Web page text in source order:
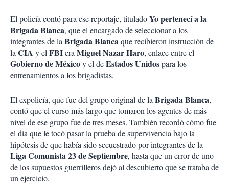
El policía contó para ese reportaje, tituladoYo pertenecí a la
Brigada Blanca, que el encargado de seleccionar a los
integrantes de la Brigada Blancaque recibieron instrucción de
la CIA y el FBIera Miguel Nazar Haro, enlace entre el
Gobierno de Méxicoy el deEstados Unidospara los
entrenamientos a los brigadistas.
El expolicía, que fue del grupo original de la Brigada Blanca,
contó que el curso más largo que tomaron los agentes de más
nivel de ese grupo fue de tres meses. También recordó cómo fue
el día que le tocó pasar la prueba de supervivencia bajo la
hipótesis de que había sido secuestrado por integrantes de la
Liga Comunista 23 de Septiembre, hasta que un error de uno
de los supuestos guerrilleros dejó al descubierto que se trataba de
un ejercicio.